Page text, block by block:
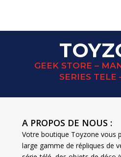
GEEK STORE –
SERIES TELE
A PROPOS DE NOUS :
Votre boutique Toyzone vous
large gamme de répliques de